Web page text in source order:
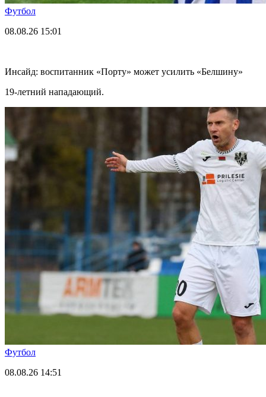
Футбол
08.08.26 15:01
Инсайд: воспитанник «Порту» может усилить «Белшину»
19-летний нападающий.
Футбол
08.08.26 14:51